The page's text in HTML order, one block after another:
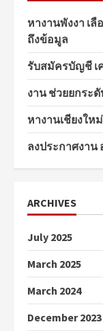
หางานพังงา เ
ถึงข้อมูล
รับสมัครบัญชี เ
งาน ช่วยยกระ
หางานเชียงให
ลงประกาศงาน
ARCHIVES
July 2025
March 2025
March 2024
December 2023